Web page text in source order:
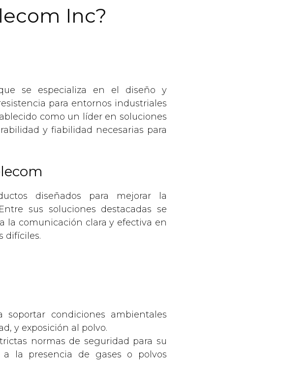
Inc?
se especializa en el diseño y
para entornos industriales
como un líder en soluciones
y fiabilidad necesarias para
diseñados para mejorar la
sus soluciones destacadas se
la comunicación clara y efectiva en
difíciles.
soportar condiciones ambientales
y exposición al polvo.
normas de seguridad para su
a la presencia de gases o polvos